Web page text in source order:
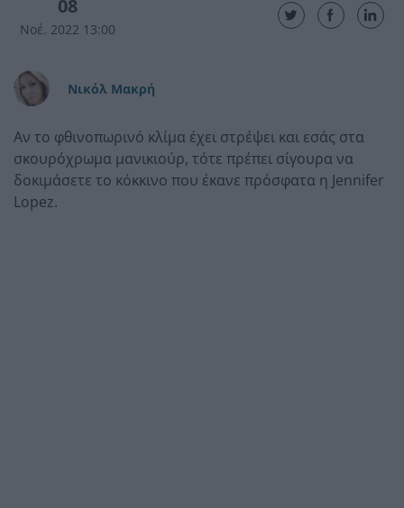
08
Νοέ. 2022 13:00
Νικόλ Μακρή
Αν το φθινοπωρινό κλίμα έχει στρέψει και εσάς στα
σκουρόχρωμα μανικιούρ, τότε πρέπει σίγουρα να
δοκιμάσετε το κόκκινο που έκανε πρόσφατα η Jennifer
Lopez.